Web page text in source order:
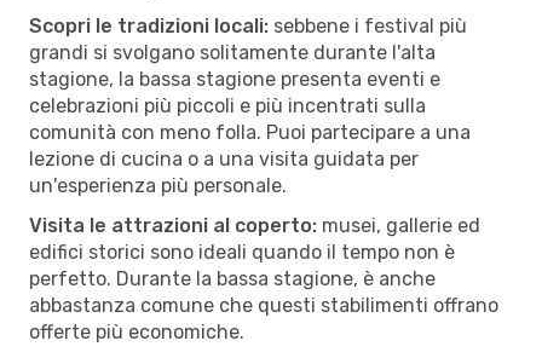
Scopri le tradizioni locali: sebbene i festival più
grandi si svolgano solitamente durante l'alta
stagione, la bassa stagione presenta eventi e
celebrazioni più piccoli e più incentrati sulla
comunità con meno folla. Puoi partecipare a una
lezione di cucina o a una visita guidata per
un'esperienza più personale.
Visita le attrazioni al coperto: musei, gallerie ed
edifici storici sono ideali quando il tempo non è
perfetto. Durante la bassa stagione, è anche
abbastanza comune che questi stabilimenti offrano
offerte più economiche.